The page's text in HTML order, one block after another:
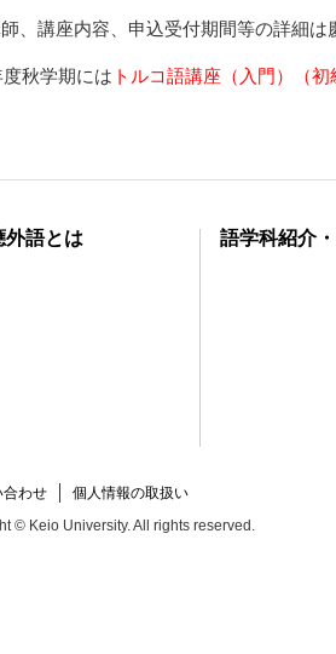
、講座内容、申込受付期間等の詳細は
度秋学期には トルコ語講座（入門）（初
外語とは 語学科紹介
合わせ
個人情報の取扱い
© Keio University. All rights reserved.